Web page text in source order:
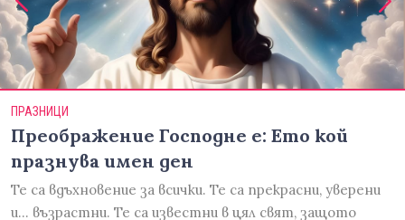
ПРАЗНИЦИ
Преображение Господне е: Ето кой
празнува имен ден
Те са вдъхновение за всички. Те са прекрасни, уверени
и... възрастни. Те са известни в цял свят, защото